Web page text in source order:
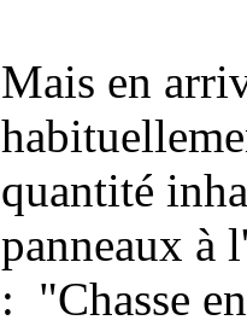
Mais en
quantité
panneaux à
: "Chasse